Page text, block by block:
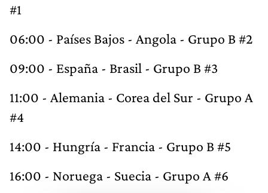
#1
06:00 - Países Bajos - Angola - Grupo B #2
09:00 - España - Brasil - Grupo B #3
11:00 - Alemania - Corea del Sur - Grupo A
#4
14:00 - Hungría - Francia - Grupo B #5
16:00 - Noruega - Suecia - Grupo A #6